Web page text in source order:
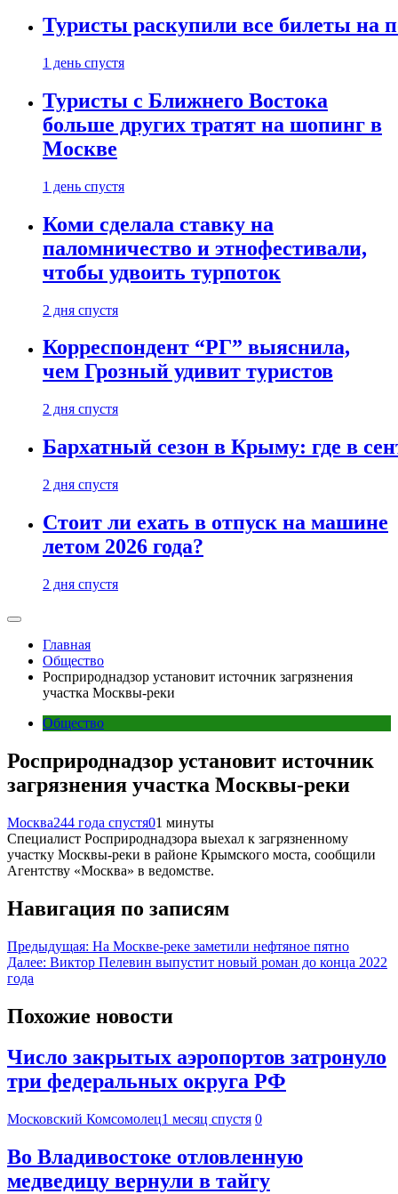
Туристы раскупили все билеты на
1 день спустя
Туристы с Ближнего Востока
больше других тратят на шопинг в
Москве
1 день спустя
Коми сделала ставку на
паломничество и этнофестивали,
чтобы удвоить турпоток
2 дня спустя
Корреспондент “РГ” выяснила,
чем Грозный удивит туристов
2 дня спустя
Бархатный сезон в Крыму: где в
2 дня спустя
Стоит ли ехать в отпуск на машине
летом 2026 года?
2 дня спустя
Главная
Общество
Росприроднадзор установит источник загрязнения
участка Москвы-реки
Общество
Росприроднадзор установит источник
загрязнения участка Москвы-реки
Москва244 года спустя01 минуты
Специалист Росприроднадзора выехал к загрязненному
участку Москвы-реки в районе Крымского моста, сообщили
Агентству «Москва» в ведомстве.
Навигация по записям
Предыдущая: На Москве-реке заметили нефтяное пятно
Далее: Виктор Пелевин выпустит новый роман до конца 2022
года
Похожие новости
Число закрытых аэропортов затронуло
три федеральных округа РФ
Московский Комсомолец1 месяц спустя 0
Во Владивостоке отловленную
медведицу вернули в тайгу